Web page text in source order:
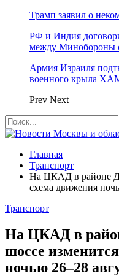
Трамп заявил о
РФ и Индия
между Минобороны
Армия Израиля
военного крыла
Prev Next
Главная
Транспорт
На ЦКАД в районе
схема движения
Транспорт
На ЦКАД в
шоссе
ночью 26–28